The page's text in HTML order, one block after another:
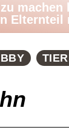
machen
Elternteil